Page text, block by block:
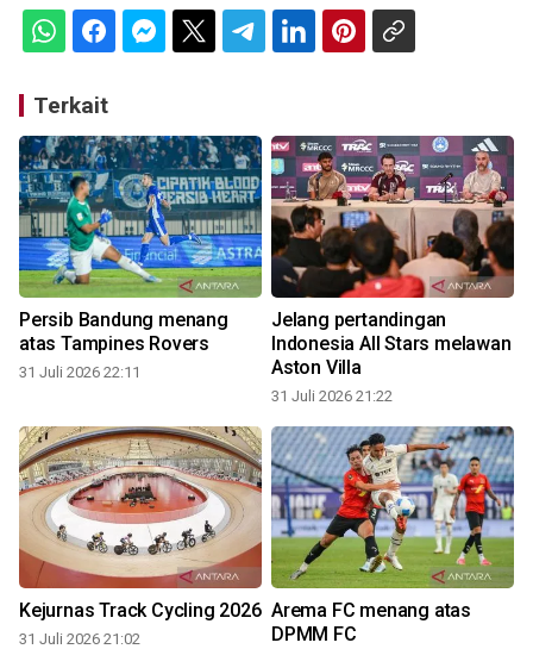
Terkait
Persib Bandung menang
atas Tampines Rovers
31 Juli 2026 22:11
Jelang pertandingan
Indonesia All Stars melawan
Aston Villa
31 Juli 2026 21:22
Kejurnas Track Cycling 2026
31 Juli 2026 21:02
Arema FC menang atas
DPMM FC